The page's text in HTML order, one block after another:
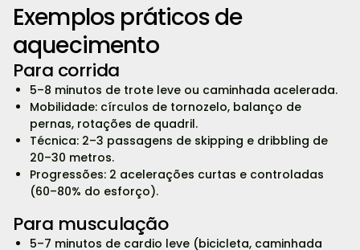
Exemplos práticos de
aquecimento
Para corrida
5–8 minutos de trote leve ou caminhada acelerada.
Mobilidade: círculos de tornozelo, balanço de
pernas, rotações de quadril.
Técnica: 2–3 passagens de skipping e dribbling de
20–30 metros.
Progressões: 2 acelerações curtas e controladas
(60–80% do esforço).
Para musculação
5–7 minutos de cardio leve (bicicleta, caminhada